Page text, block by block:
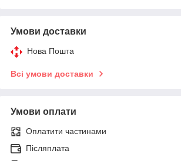
Умови доставки
Нова Пошта
Всі умови доставки
Умови оплати
Оплатити частинами
Післяплата